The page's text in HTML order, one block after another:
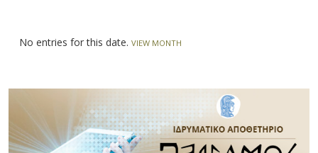
No entries for this date. VIEW MONTH